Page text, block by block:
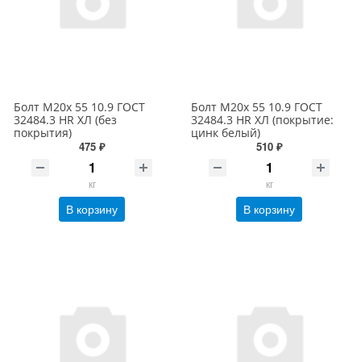
Болт М20х 55 10.9 ГОСТ
32484.3 HR ХЛ (без
покрытия)
475 ₽
кг
В корзину
Болт М20х 55 10.9 ГОСТ
32484.3 HR ХЛ (покрытие:
цинк белый)
510 ₽
кг
В корзину